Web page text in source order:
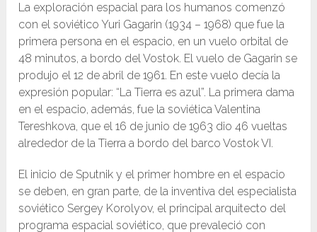
La exploración espacial para los humanos comenzó
con el soviético Yuri Gagarin (1934 – 1968) que fue la
primera persona en el espacio, en un vuelo orbital de
48 minutos, a bordo del Vostok. El vuelo de Gagarin se
produjo el 12 de abril de 1961. En este vuelo decía la
expresión popular: “La Tierra es azul”. La primera dama
en el espacio, además, fue la soviética Valentina
Tereshkova, que el 16 de junio de 1963 dio 46 vueltas
alrededor de la Tierra a bordo del barco Vostok VI.
El inicio de Sputnik y el primer hombre en el espacio
se deben, en gran parte, de la inventiva del especialista
soviético Sergey Korolyov, el principal arquitecto del
programa espacial soviético, que prevaleció con